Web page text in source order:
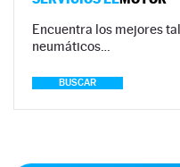
Encuentra los mejores
neumáticos…
BUSCAR